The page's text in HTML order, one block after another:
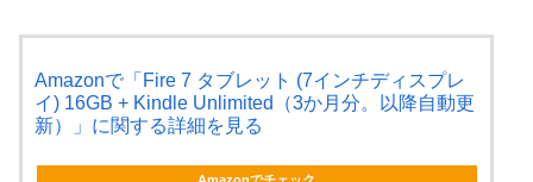
Amazonで「Fire 7 タブレット (7インチディスプレ
イ) 16GB + Kindle Unlimited（3か月分。以降自動更
新）」に関する詳細を見る